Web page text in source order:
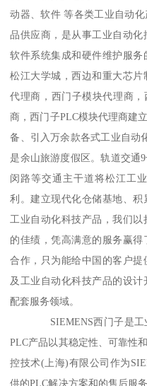
动器、软件 等各类工业自动
品供应商，是从事工业自动
软件系统集成和硬件维护服
松江大学城，西边和重大芯
代理商，西门子模块代理商
商，西门子PLC模块代理商建
备、引入万余款各式工业自动
是余山旅游度假区。轨道交通
闵路等交通主干道将松江工
利。建立现代化仓储基地、
工业自动化科技产品，我们
的佳绩，凭高满意的服务赢
合作，只为能给中国的客户
及工业自动化科技产品的设
配套服务领域。
SIEMENS西门子是工业
PLC产品以其稳定性、可靠性
控技术(上海)有限公司作为
供的PLC解决方案和的售后服